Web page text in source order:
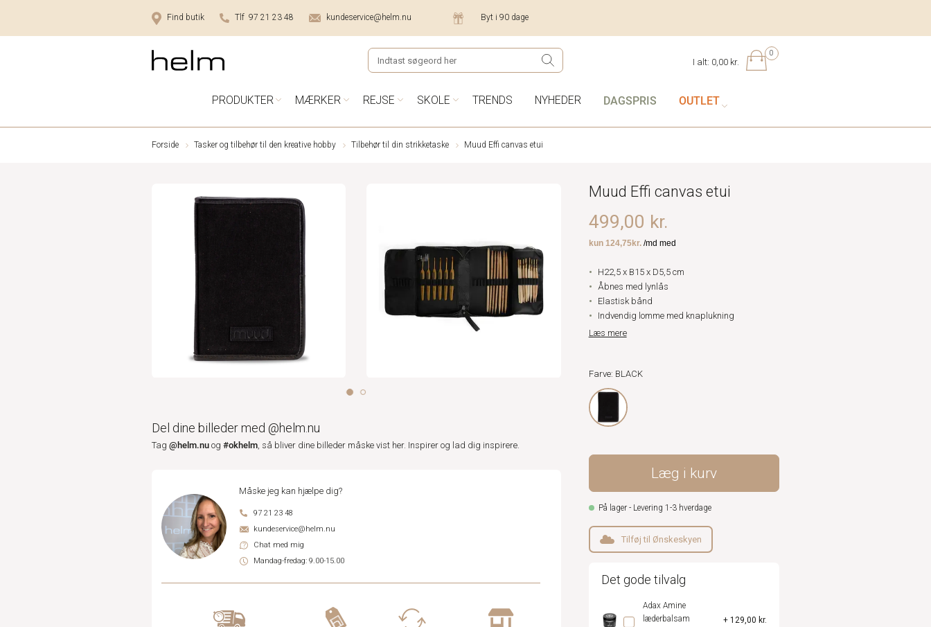
Find butik Tlf 97 21 23 48 kundeservice@helm.nu Byt i 90 dage
0
I alt: 0,00 kr.
PRODUKTER MÆRKER REJSE SKOLE TRENDS NYHEDER DAGSPRIS OUTLET
Forside Tasker og tilbehør til den kreative hobby Tilbehør til din strikketaske Muud Effi canvas etui
Del dine billeder med @helm.nu
Tag @helm.nu og #okhelm, så bliver dine billeder måske vist her. Inspirer og lad dig inspirere.
Måske jeg kan hjælpe dig?
97 21 23 48
kundeservice@helm.nu
Chat med mig
Mandag-fredag: 9.00-15.00
Muud Effi canvas etui
499,00 kr.
H22,5 x B15 x D5,5 cm
Åbnes med lynlås
Elastisk bånd
Indvendig lomme med knaplukning
Læs mere
Farve: BLACK
Læg i kurv
På lager - Levering 1-3 hverdage
Tilføj til Ønskeskyen
Det gode tilvalg
Adax Amine
læderbalsam
+ 129,00 kr.